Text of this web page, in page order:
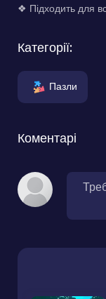
❖ Підходить для
Категорії:
Пазли
Коментарі